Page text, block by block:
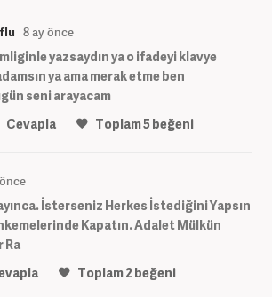
8 ay önce
yazsaydın ya o ifadeyi klavye
ya ama merak etme ben
seni arayacam
Cevapla Toplam5beğeni
İsterseniz Herkes İstediğini Yapsın
Kapatın. Adalet Mülkün
Ra
Toplam2beğeni